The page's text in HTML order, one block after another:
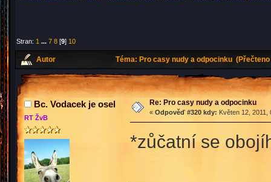
Stran: 1 ...7 8 [9] 10
Autor Téma: Pro casy nudy a odpocinku
Bc. Vodacek je osel
RT ŽvB
Re: Pro casy nudy a odpocinku
« Odpověď #320 kdy: Květen 12, 2011,
*zůčatní se